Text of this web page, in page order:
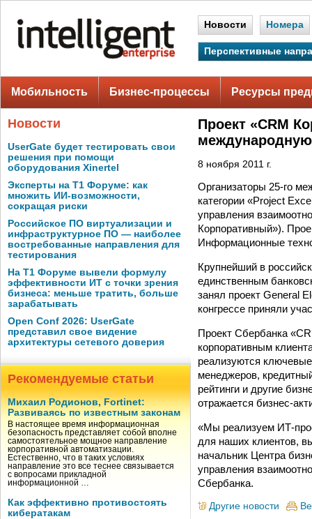
Новости Номера
Перспективные
Мобильность Бизнес-процессы Ресурсы
Новости
UserGate будет тестировать свои
решения при помощи
оборудования Xinertel
Эксперты на Т1 Форуме: как
множить ИИ-возможности,
сокращая риски
Российское ПО виртуализации и
инфраструктурное ПО — наиболее
востребованные направления для
тестирования
На Т1 Форуме вывели формулу
эффективности ИТ с точки зрения
бизнеса: меньше тратить, больше
зарабатывать
Open Conf 2026: UserGate
представил свое видение
архитектуры сетевого доверия
Рекомендуемые статьи
Михаил Родионов, Fortinet:
Развиваясь по известным законам
В настоящее время информационная
безопасность представляет собой вполне
самостоятельное мощное направление
корпоративной автоматизации.
Естественно, что в таких условиях
направление это все теснее связывается
с вопросами прикладной
информационной …
Как эффективно противостоять
кибератакам
Проект «CRM
международную
8 ноября 2011 г.
Организаторы 25-го
категории «Project
управления
Корпоративный»).
Информационные
Крупнейший в
единственным
занял проект General
конгрессе приняли
Проект Сбербанка
корпоративным
реализуются
менеджеров,
рейтинги и другие
отражается бизнес-
«Мы реализуем ИТ-
для наших клиентов,
начальник Центра
управления
Сбербанка.
Другие новости